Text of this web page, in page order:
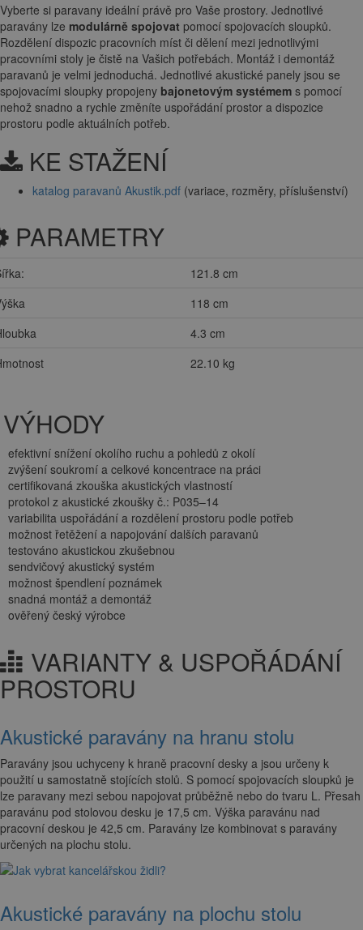
Vyberte si paravany ideální právě pro Vaše prostory. Jednotlivé
paravány lze modulárně spojovat pomocí spojovacích sloupků.
Rozdělení dispozic pracovních míst či dělení mezi jednotlivými
pracovními stoly je čistě na Vašich potřebách. Montáž i demontáž
paravanů je velmi jednoduchá. Jednotlivé akustické panely jsou se
spojovacími sloupky propojeny bajonetovým systémem s pomocí
nehož snadno a rychle změníte uspořádání prostor a dispozice
prostoru podle aktuálních potřeb.
KE STAŽENÍ
katalog paravanů Akustik.pdf (variace, rozměry, příslušenství)
PARAMETRY
121.8 cm
118 cm
4.3 cm
22.10 kg
efektivní snížení okolího ruchu a pohledů z okolí
zvýšení soukromí a celkové koncentrace na práci
certifikovaná zkouška akustických vlastností
protokol z akustické zkoušky č.: P035–14
variabilita uspořádání a rozdělení prostoru podle potřeb
možnost řetěžení a napojování dalších paravanů
testováno akustickou zkušebnou
sendvičový akustický systém
možnost špendlení poznámek
snadná montáž a demontáž
ověřený český výrobce
VARIANTY & USPOŘÁDÁNÍ
PROSTORU
Akustické paravány na hranu stolu
Paravány jsou uchyceny k hraně pracovní desky a jsou určeny k
použití u samostatně stojících stolů. S pomocí spojovacích sloupků je
lze paravany mezi sebou napojovat průběžně nebo do tvaru L. Přesah
paravánu pod stolovou desku je 17,5 cm. Výška paravánu nad
pracovní deskou je 42,5 cm. Paravány lze kombinovat s paravány
určených na plochu stolu.
Akustické paravány na plochu stolu